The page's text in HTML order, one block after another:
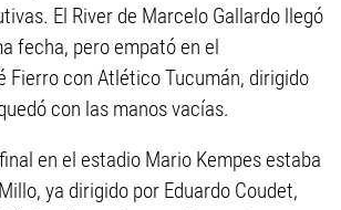
El River de Marcelo Gallardo llegó
fecha, pero empató en el
Fierro con Atlético Tucumán, dirigido
con las manos vacías.
en el estadio Mario Kempes estaba
ya dirigido por Eduardo Coudet,